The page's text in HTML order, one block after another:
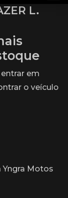
L.
em
o veículo
Motos